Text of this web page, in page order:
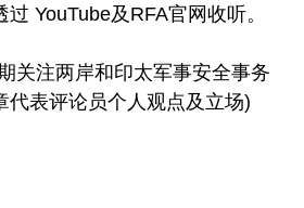
YouTube及RFA官网收听。
关注两岸和印太军事安全事务
代表评论员个人观点及立场)